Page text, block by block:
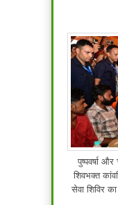
पुष्पवर्षा
शिवभक्त
सेवा शिविर